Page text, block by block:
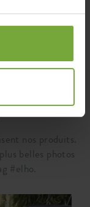
nos produits.
belles photos
#elho.